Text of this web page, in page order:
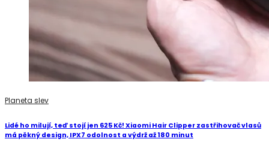
Planeta slev
Lidé ho milují, teď stojí jen 625 Kč! Xiaomi Hair Clipper zastřihovač vlasů
má pěkný design, IPX7 odolnost a výdrž až 180 minut